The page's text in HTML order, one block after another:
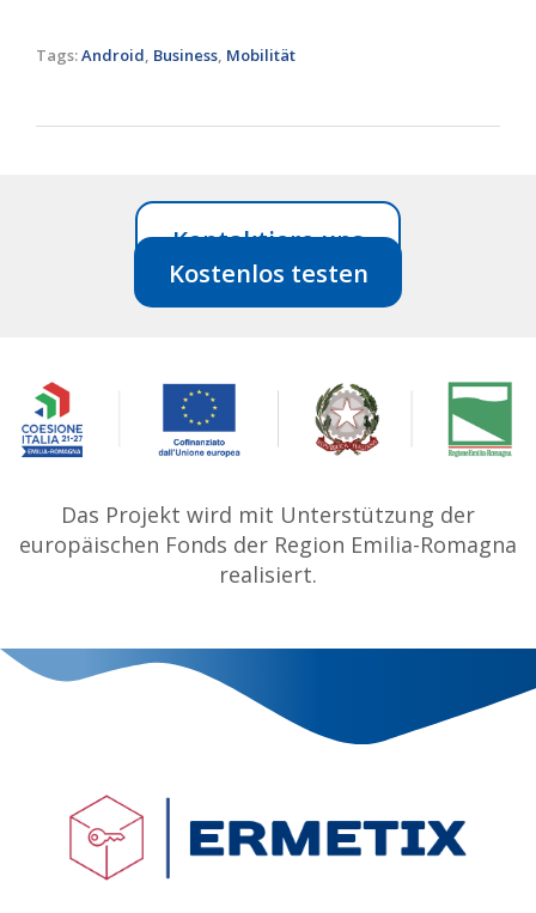
Tags:Android Business Mobilität
Kontaktiere uns
Kostenlos testen
Das Projekt wird mit Unterstützung der
europäischen Fonds der Region Emilia-Romagna
realisiert.